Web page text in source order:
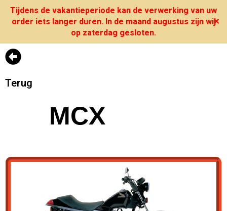
Tijdens de vakantieperiode kan de verwerking van uw
order iets langer duren. In de maand augustus zijn wij
op zaterdag gesloten.
✕
Terug
MCX